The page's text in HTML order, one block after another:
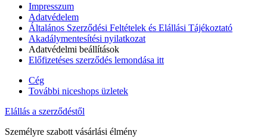
Impresszum
Adatvédelem
Általános Szerződési Feltételek és Elállási Tájékoztató
Akadálymentesítési nyilatkozat
Adatvédelmi beállítások
Előfizetéses szerződés lemondása itt
Cég
További niceshops üzletek
Elállás a szerződéstől
Személyre szabott vásárlási élmény